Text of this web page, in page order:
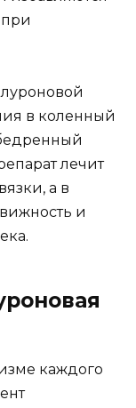
при
в коленный
лечит
а в
и
каждого